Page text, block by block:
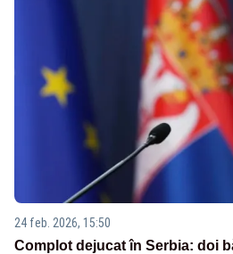
24 feb. 2026, 15:50
Complot dejucat în Serbia: doi